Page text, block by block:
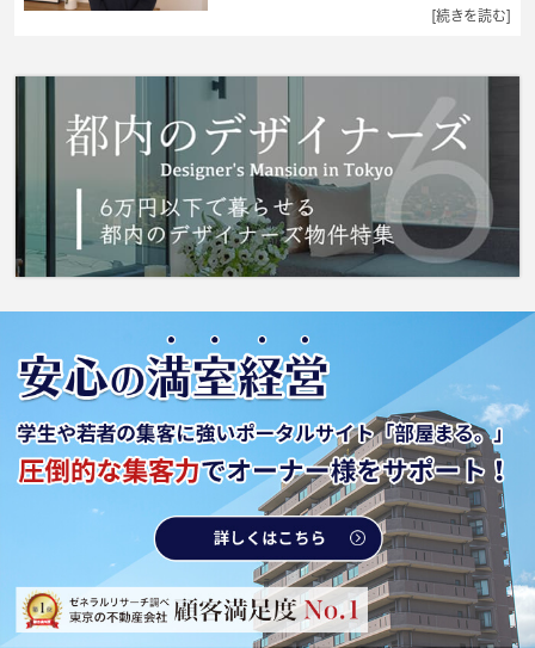
2026年4月の入居期日指定です。ご注意くださ
た時のことを想像しながら進めていくことが大
[続きを読む]